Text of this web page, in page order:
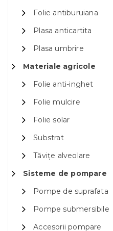
Folie antiburuiana
Plasa anticartita
Plasa umbrire
Materiale agricole
Folie anti-inghet
Folie mulcire
Folie solar
Substrat
Tăvițe alveolare
Sisteme de pompare
Pompe de suprafata
Pompe submersibile
Accesorii pompare